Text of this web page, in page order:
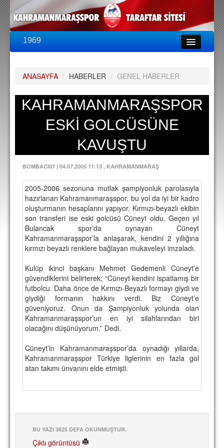
1969
PUAN DURUMU
FİKSTÜR
A TAKIM KADROSU
TEKNİK KADRO
TRANSFERLER
TARAFTAR
BİLETLER
DEPLASMAN
LİSANSLI ÜRÜNLER
MULTİMEDYA
FOTOĞRAF & VİDEOLAR
MARŞ & TEZAHÜRATLAR
KULÜP
SPOR TESİSLERİ
TARİHÇE
ANASAYFA / HABERLER / GENEL HABERLER
KAHRAMANMARAŞSPOR
ESKİ GOLCÜSÜNE
KAVUŞTU
BOMBACI07 | 04.07.2005 11:13 , KAHRAMANMARAŞ
2005-2006 sezonuna mutlak şampiyonluk parolasıyla
hazırlanan Kahramanmaraşspor, bu yol da iyi bir kadro
oluşturmanın hesaplarını yapıyor. Kırmızı-beyazlı ekibin
son transferi ise eski golcüsü Cüneyt oldu. Geçen yıl
Bulancak spor’da oynayan Cüneyt
Kahramanmaraşspor’la anlaşarak, kendini 2 yıllığına
kırmızı beyazlı renklere bağlayan mukaveleyi imzaladı.
Kulüp ikinci başkanı Mehmet Gedemenli Cüneyt’e
güvendiklerini belirterek; “Cüneyt kendini ispatlamış bir
futbolcu. Daha önce de Kırmızı-Beyazlı formayı giydi ve
giydiği formanın hakkını verdi. Biz Cüneyt’e
güveniyoruz. Onun da Şampiyonluk yolunda olan
Kahramanmaraşspor’un en iyi silahlarından biri
olacağını düşünüyorum.” Dedi.
Cüneyt’in Kahramanmaraşspor’da oynadığı yıllarda,
Kahramanmaraşspor Türkiye liglerinin en fazla gol
atan takımı ünvanını elde etmişti.
BU YAZI 3825 DEFA OKUNMUŞTUR.
Çıktı görüntüsü